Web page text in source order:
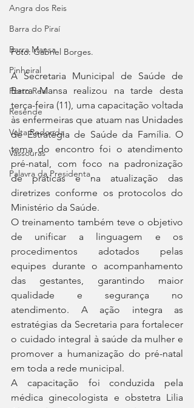
Angra dos Reis
Barra do Piraí
Barra Mansa
Pinheiral
Porto Real
Resende
Volta Redonda
Vassouras
Palavra da Presidenta
Foto: Gabriel Borges.
A Secretaria Municipal de Saúde de
Barra Mansa realizou na tarde desta
terça-feira (11), uma capacitação voltada
às enfermeiras que atuam nas Unidades
de Estratégia de Saúde da Família. O
tema do encontro foi o atendimento
pré-natal, com foco na padronização
de práticas e na atualização das
diretrizes conforme os protocolos do
Ministério da Saúde.
O treinamento também teve o objetivo
de unificar a linguagem e os
procedimentos adotados pelas
equipes durante o acompanhamento
das gestantes, garantindo maior
qualidade e segurança no
atendimento. A ação integra as
estratégias da Secretaria para fortalecer
o cuidado integral à saúde da mulher e
promover a humanização do pré-natal
em toda a rede municipal.
A capacitação foi conduzida pela
médica ginecologista e obstetra Lilia